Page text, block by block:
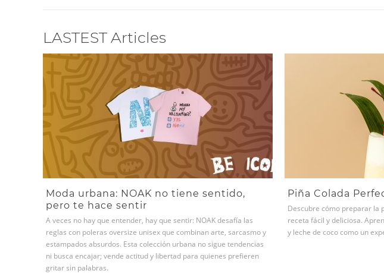
LASTEST Articles
Moda urbana: NOAK no tiene sentido,
pero te hace sentir
A veces no hay que entender, hay que sentir: NOAK desafía las
reglas con poleras oversize unisex que combinan arte, sarcasmo y
estampados absurdos. Esta colección urbana no sigue tendencias
ni busca encajar; vende actitud y libertad para quienes prefieren
gritar sin palabras.
Piña Colada
Descubre cómo preparar la
receta fácil y deliciosa.
y leche de coco como un